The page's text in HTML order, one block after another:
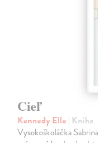
Cieľ
Kennedy Elle | Kniha
Vysokoškoláčka